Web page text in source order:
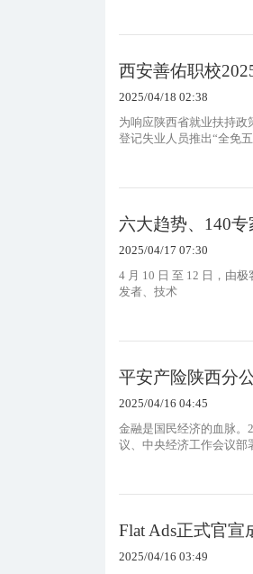
西安善佑职校
2025/04/18 02:38
为响应陕西省就业扶持政
登记失业人员推出“全免
六大趋势、140
2025/04/17 07:30
4 月 10 日 至 12 日，由
发者、技术
平安产险陕西分
2025/04/16 04:45
金融是国民经济的血脉。
议、中央经济工作会议部
Flat Ads正式官
2025/04/16 03:49